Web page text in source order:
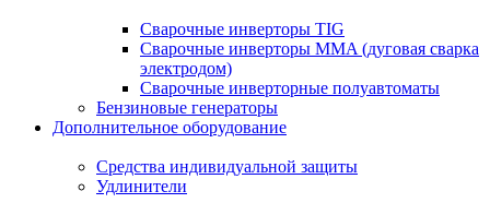
Сварочные инверторы TIG
Сварочные инверторы MMA (дуговая сварка
электродом)
Сварочные инверторные полуавтоматы
Бензиновые генераторы
Дополнительное оборудование
Средства индивидуальной защиты
Удлинители